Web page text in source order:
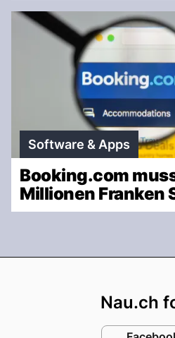
Software & Apps
Booking.com
Millionen Franken
Nau.ch